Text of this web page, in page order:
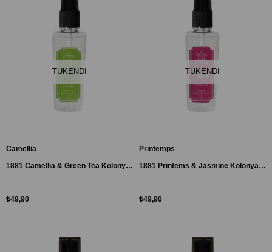
TÜKENDI
Camellia
1881 Camellia & Green Tea Kolonya Sprey 50 ml
₺49,90
TÜKENDI
Printemps
1881 Printems & Jasmine Kolonya Sprey 50ml
₺49,90